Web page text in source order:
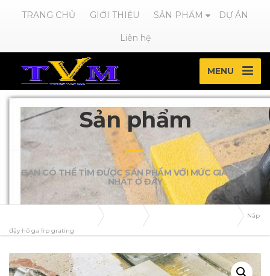
TRANG CHỦ GIỚI THIỆU SẢN PHẨM DỰ ÁN
Liên hệ
MENU
Sản phẩm
BẠN CÓ THỂ TÌM ĐƯỢC SẢN PHẨM VỚI MỨC GIÁ TỐT
NHẤT Ở ĐÂY
Nắp
đậy hố ga frp grating